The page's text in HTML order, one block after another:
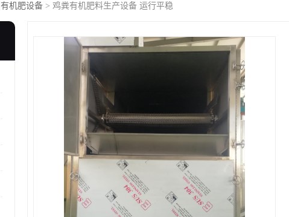
有机肥设备 > 鸡粪有机肥料生产设备 运行平稳